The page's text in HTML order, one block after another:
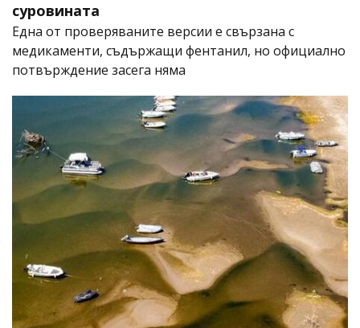
суровината
Една от проверяваните версии е свързана с
медикаменти, съдържащи фентанил, но официално
потвърждение засега няма